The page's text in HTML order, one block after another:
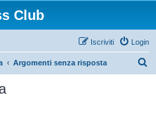
Club
Login
Iscriviti
Argomenti senza risposta